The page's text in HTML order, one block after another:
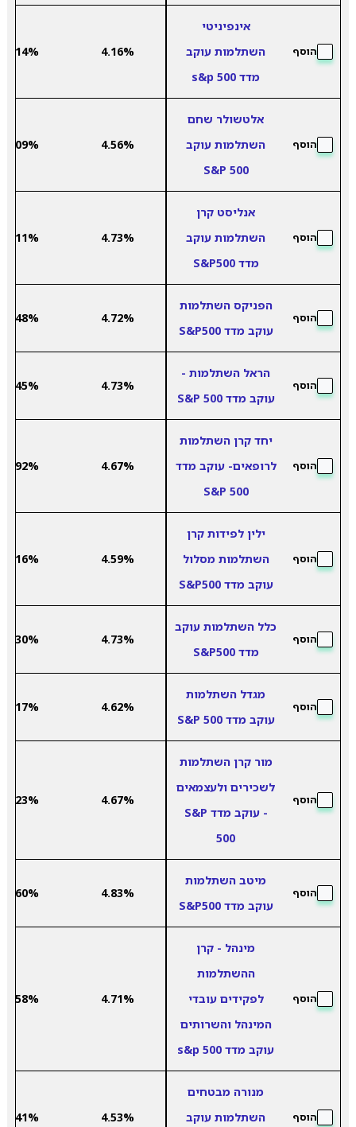
הוסף
אינפיניטי
השתלמות עוקב
מדד s&p 500
4.16%
2.14%
הוסף
אלטשולר שחם
השתלמות עוקב
S&P 500
4.56%
2.09%
הוסף
אנליסט קרן
השתלמות עוקב
מדד S&P500
4.73%
2.11%
הוסף
הפניקס השתלמות
עוקב מדד S&P500
4.72%
2.48%
הוסף
הראל השתלמות -
עוקב מדד S&P 500
4.73%
2.45%
הוסף
יחד קרן השתלמות
לרופאים- עוקב מדד
S&P 500
4.67%
1.92%
הוסף
ילין לפידות קרן
השתלמות מסלול
עוקב מדד S&P500
4.59%
2.16%
הוסף
כלל השתלמות עוקב
מדד S&P500
4.73%
2.30%
הוסף
מגדל השתלמות
עוקב מדד S&P 500
4.62%
2.17%
הוסף
מור קרן השתלמות
לשכירים ולעצמאים
- עוקב מדד S&P
500
4.67%
2.23%
הוסף
מיטב השתלמות
עוקב מדד S&P500
4.83%
2.60%
הוסף
מינהל - קרן
ההשתלמות
לפקידים עובדי
המינהל והשרותים
עוקב מדד s&p 500
4.71%
1.58%
הוסף
מנורה מבטחים
השתלמות עוקב
4.53%
2.41%